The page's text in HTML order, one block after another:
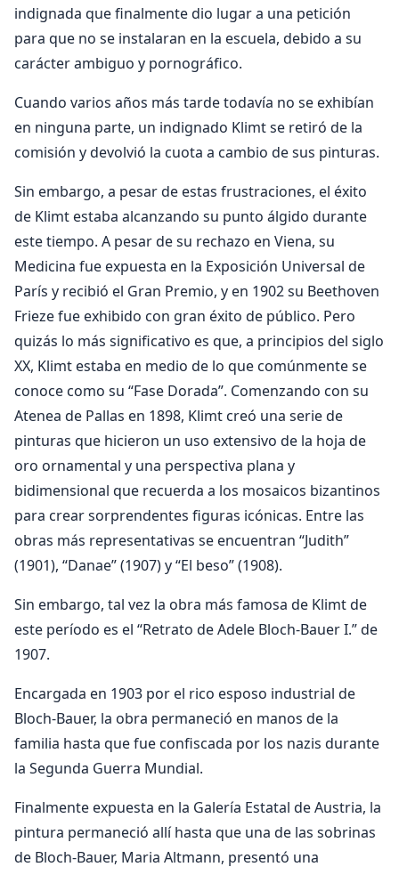
indignada que finalmente dio lugar a una petición
para que no se instalaran en la escuela, debido a su
carácter ambiguo y pornográfico.
Cuando varios años más tarde todavía no se exhibían
en ninguna parte, un indignado Klimt se retiró de la
comisión y devolvió la cuota a cambio de sus pinturas.
Sin embargo, a pesar de estas frustraciones, el éxito
de Klimt estaba alcanzando su punto álgido durante
este tiempo. A pesar de su rechazo en Viena, su
Medicina fue expuesta en la Exposición Universal de
París y recibió el Gran Premio, y en 1902 su Beethoven
Frieze fue exhibido con gran éxito de público. Pero
quizás lo más significativo es que, a principios del siglo
XX, Klimt estaba en medio de lo que comúnmente se
conoce como su “Fase Dorada”. Comenzando con su
Atenea de Pallas en 1898, Klimt creó una serie de
pinturas que hicieron un uso extensivo de la hoja de
oro ornamental y una perspectiva plana y
bidimensional que recuerda a los mosaicos bizantinos
para crear sorprendentes figuras icónicas. Entre las
obras más representativas se encuentran “Judith”
(1901), “Danae” (1907) y “El beso” (1908).
Sin embargo, tal vez la obra más famosa de Klimt de
este período es el “Retrato de Adele Bloch-Bauer I.” de
1907.
Encargada en 1903 por el rico esposo industrial de
Bloch-Bauer, la obra permaneció en manos de la
familia hasta que fue confiscada por los nazis durante
la Segunda Guerra Mundial.
Finalmente expuesta en la Galería Estatal de Austria, la
pintura permaneció allí hasta que una de las sobrinas
de Bloch-Bauer, Maria Altmann, presentó una